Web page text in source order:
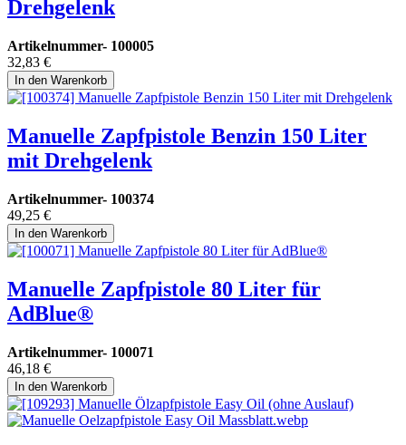
Drehgelenk
Artikelnummer- 100005
32,83 €
In den Warenkorb
Manuelle Zapfpistole Benzin 150 Liter
mit Drehgelenk
Artikelnummer- 100374
49,25 €
In den Warenkorb
Manuelle Zapfpistole 80 Liter für
AdBlue®
Artikelnummer- 100071
46,18 €
In den Warenkorb